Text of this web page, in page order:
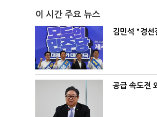
이 시간 주요 뉴스
김민석 "경
공급 속도전